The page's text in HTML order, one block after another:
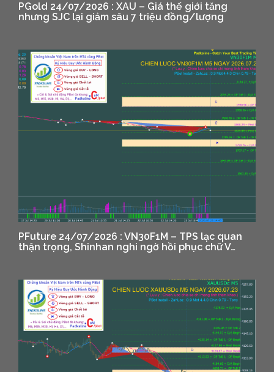
PGold 24/07/2026 : XAU – Giá thế giới tăng
nhưng SJC lại giảm sâu 7 triệu đồng/lượng
PFuture 24/07/2026 : VN30F1M – TPS lạc quan
thận trọng, Shinhan nghi ngờ hồi phục chữ V…